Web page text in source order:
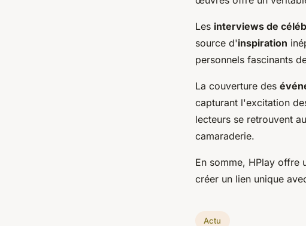
Les interviews de
source d'inspiration
personnels fascinants
La couverture des
capturant l'excitation
lecteurs se retrouvent
camaraderie.
En somme, HPlay offre
créer un lien unique
Actu